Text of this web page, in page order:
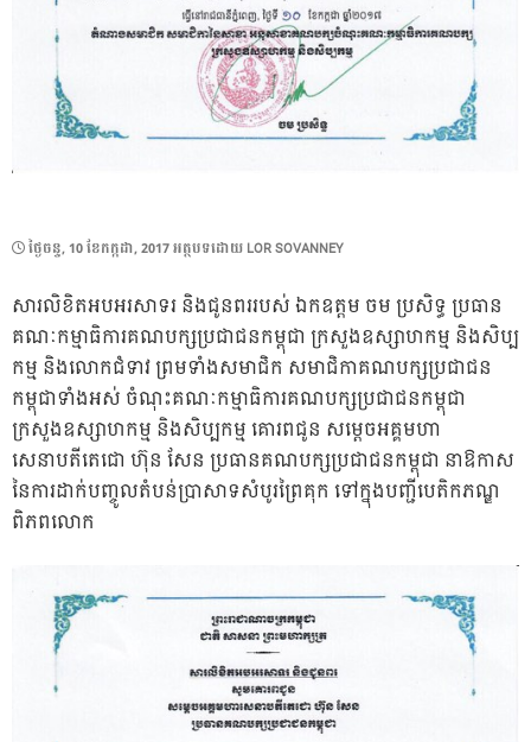
POSTED
ថ្ងៃ​ចន្ទ, 10 ខែ​កក្កដា, 2017អត្ថបទដោយ LOR SOVANNEY
សារលិខិតអបអរសាទរ និងជូនពររបស់ ឯកឧត្តម ចម ប្រសិទ្ធ ប្រធាន
គណៈកម្មាធិការគណបក្សប្រជាជនកម្ពុជា ក្រសួងឧស្សាហកម្ម និងសិប្ប
កម្ម និងលោកជំទាវ ព្រមទាំងសមាជិក សមាជិកាគណបក្សប្រជាជន
កម្ពុជាទាំងអស់ ចំណុះគណៈកម្មាធិការគណបក្សប្រជាជនកម្ពុជា
ក្រសួងឧស្សាហកម្ម និងសិប្បកម្ម គោរពជូន សម្តេចអគ្គមហា
សេនាបតីតេជោ ហ៊ុន សែន ប្រធានគណបក្សប្រជាជនកម្ពុជា នាឱកាស
នៃការដាក់បញ្ចូលតំបន់ប្រាសាទសំបូរព្រៃគុក ទៅក្នុងបញ្ជីបេតិកភណ្ឌ
ពិភពលោក